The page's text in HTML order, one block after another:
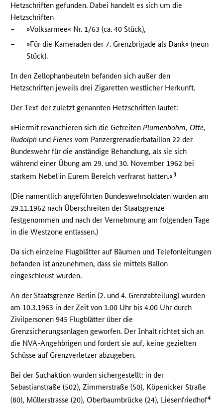
Hetzschriften gefunden. Dabei handelt es sich um die
Hetzschriften
–
»Volksarmee« Nr. 1/63 (ca. 40 Stück),
–
»Für die Kameraden der 7. Grenzbrigade als Dank« (neun
Stück).
In den Zellophanbeuteln befanden sich außer den
Hetzschriften jeweils drei Zigaretten westlicher Herkunft.
Der Text der zuletzt genannten Hetzschriften lautet:
»Hiermit revanchieren sich die GefreitenPlumenbohm, Otte,
Rudolph undFlenes vom Panzergrenadierbataillon 22 der
Bundeswehr für die anständige Behandlung, als sie sich
während einer Übung am 29. und 30. November 1962 bei
starkem Nebel in Eurem Bereich verfranst hatten.«3
(Die namentlich angeführten Bundeswehrsoldaten wurden am
29.11.1962 nach Überschreiten der Staatsgrenze
festgenommen und nach der Vernehmung am folgenden Tage
in die Westzone entlassen.)
Da sich einzelne Flugblätter auf Bäumen und Telefonleitungen
befanden ist anzunehmen, dass sie mittels Ballon
eingeschleust wurden.
An der Staatsgrenze Berlin (2. und 4. Grenzabteilung) wurden
am 10.3.1963 in der Zeit von 1.00 Uhr bis 4.00 Uhr durch
Zivilpersonen 945 Flugblätter über die
Grenzsicherungsanlagen geworfen. Der Inhalt richtet sich an
die NVA-Angehörigen und fordert sie auf, keine gezielten
Schüsse auf Grenzverletzer abzugeben.
Bei der Suchaktion wurden sichergestellt: in der
Sebastianstraße (502), Zimmerstraße (50), Köpenicker Straße
(80), Müllerstrasse (20), Oberbaumbrücke (24), Liesenfriedhof4